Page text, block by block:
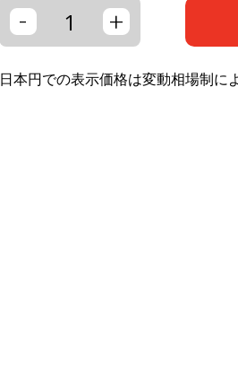
- +
日本円での表示価格は変動相場制に